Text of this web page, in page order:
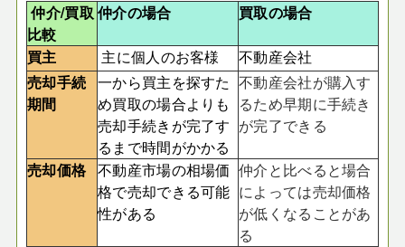
仲介/買取
比較
仲介の場合 買取の場合
買主 主に個人のお客様
不動産会社
売却手続
期間
一から買主を探すた
め買取の場合よりも
売却手続きが完了す
るまで時間がかかる
不動産会社が購入す
るため早期に手続き
が完了できる
売却価格 不動産市場の相場価
格で売却できる可能
性がある
仲介と比べると場合
によっては売却価格
が低くなることがあ
る